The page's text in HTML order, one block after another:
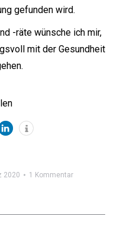
gefunden wird.
-räte wünsche ich mir,
mit der Gesundheit
2020 1 Kommentar